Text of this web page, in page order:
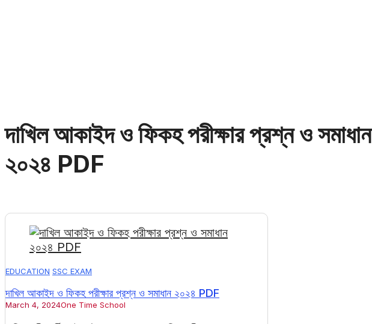
দাখিল আকাইদ ও ফিকহ পরীক্ষার প্রশ্ন ও সমাধান
২০২৪ PDF
EDUCATION SSC EXAM
দাখিল আকাইদ ও ফিকহ পরীক্ষার প্রশ্ন ও সমাধান ২০২৪ PDF
March 4, 2024One Time School